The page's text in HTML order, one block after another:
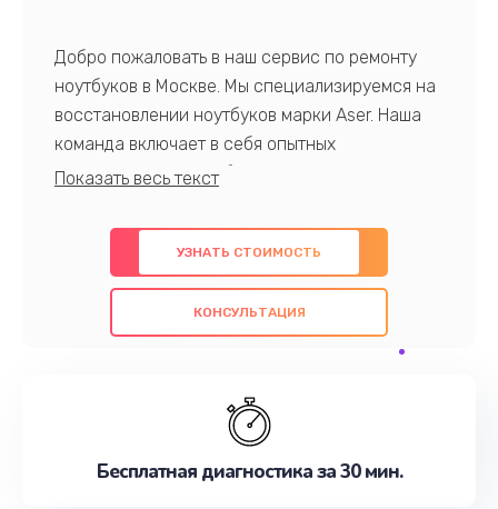
Добро пожаловать в наш сервис по ремонту
ноутбуков в Москве. Мы специализируемся на
восстановлении ноутбуков марки Aser. Наша
команда включает в себя опытных
профессионалов с обширными знаниями и
предлагаем быстрый и качественный ремонт с
использованием оригинальных компонентов, а
также гарантируем качество всех
проведенных работ. Наша цель - предоставить
наилучшим образом. Не медлите записаться на
УЗНАТЬ СТОИМОСТЬ
КОНСУЛЬТАЦИЯ
Бесплатная диагностика за 30 мин.